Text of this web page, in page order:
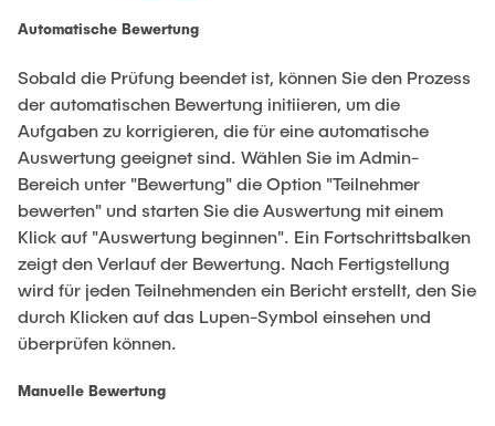
Automatische Bewertung
Sobald die Prüfung beendet ist, können Sie den Prozess
der automatischen Bewertung initiieren, um die
Aufgaben zu korrigieren, die für eine automatische
Auswertung geeignet sind. Wählen Sie im Admin-
Bereich unter "Bewertung" die Option "Teilnehmer
bewerten" und starten Sie die Auswertung mit einem
Klick auf "Auswertung beginnen". Ein Fortschrittsbalken
zeigt den Verlauf der Bewertung. Nach Fertigstellung
wird für jeden Teilnehmenden ein Bericht erstellt, den Sie
durch Klicken auf das Lupen-Symbol einsehen und
überprüfen können.
Manuelle Bewertung